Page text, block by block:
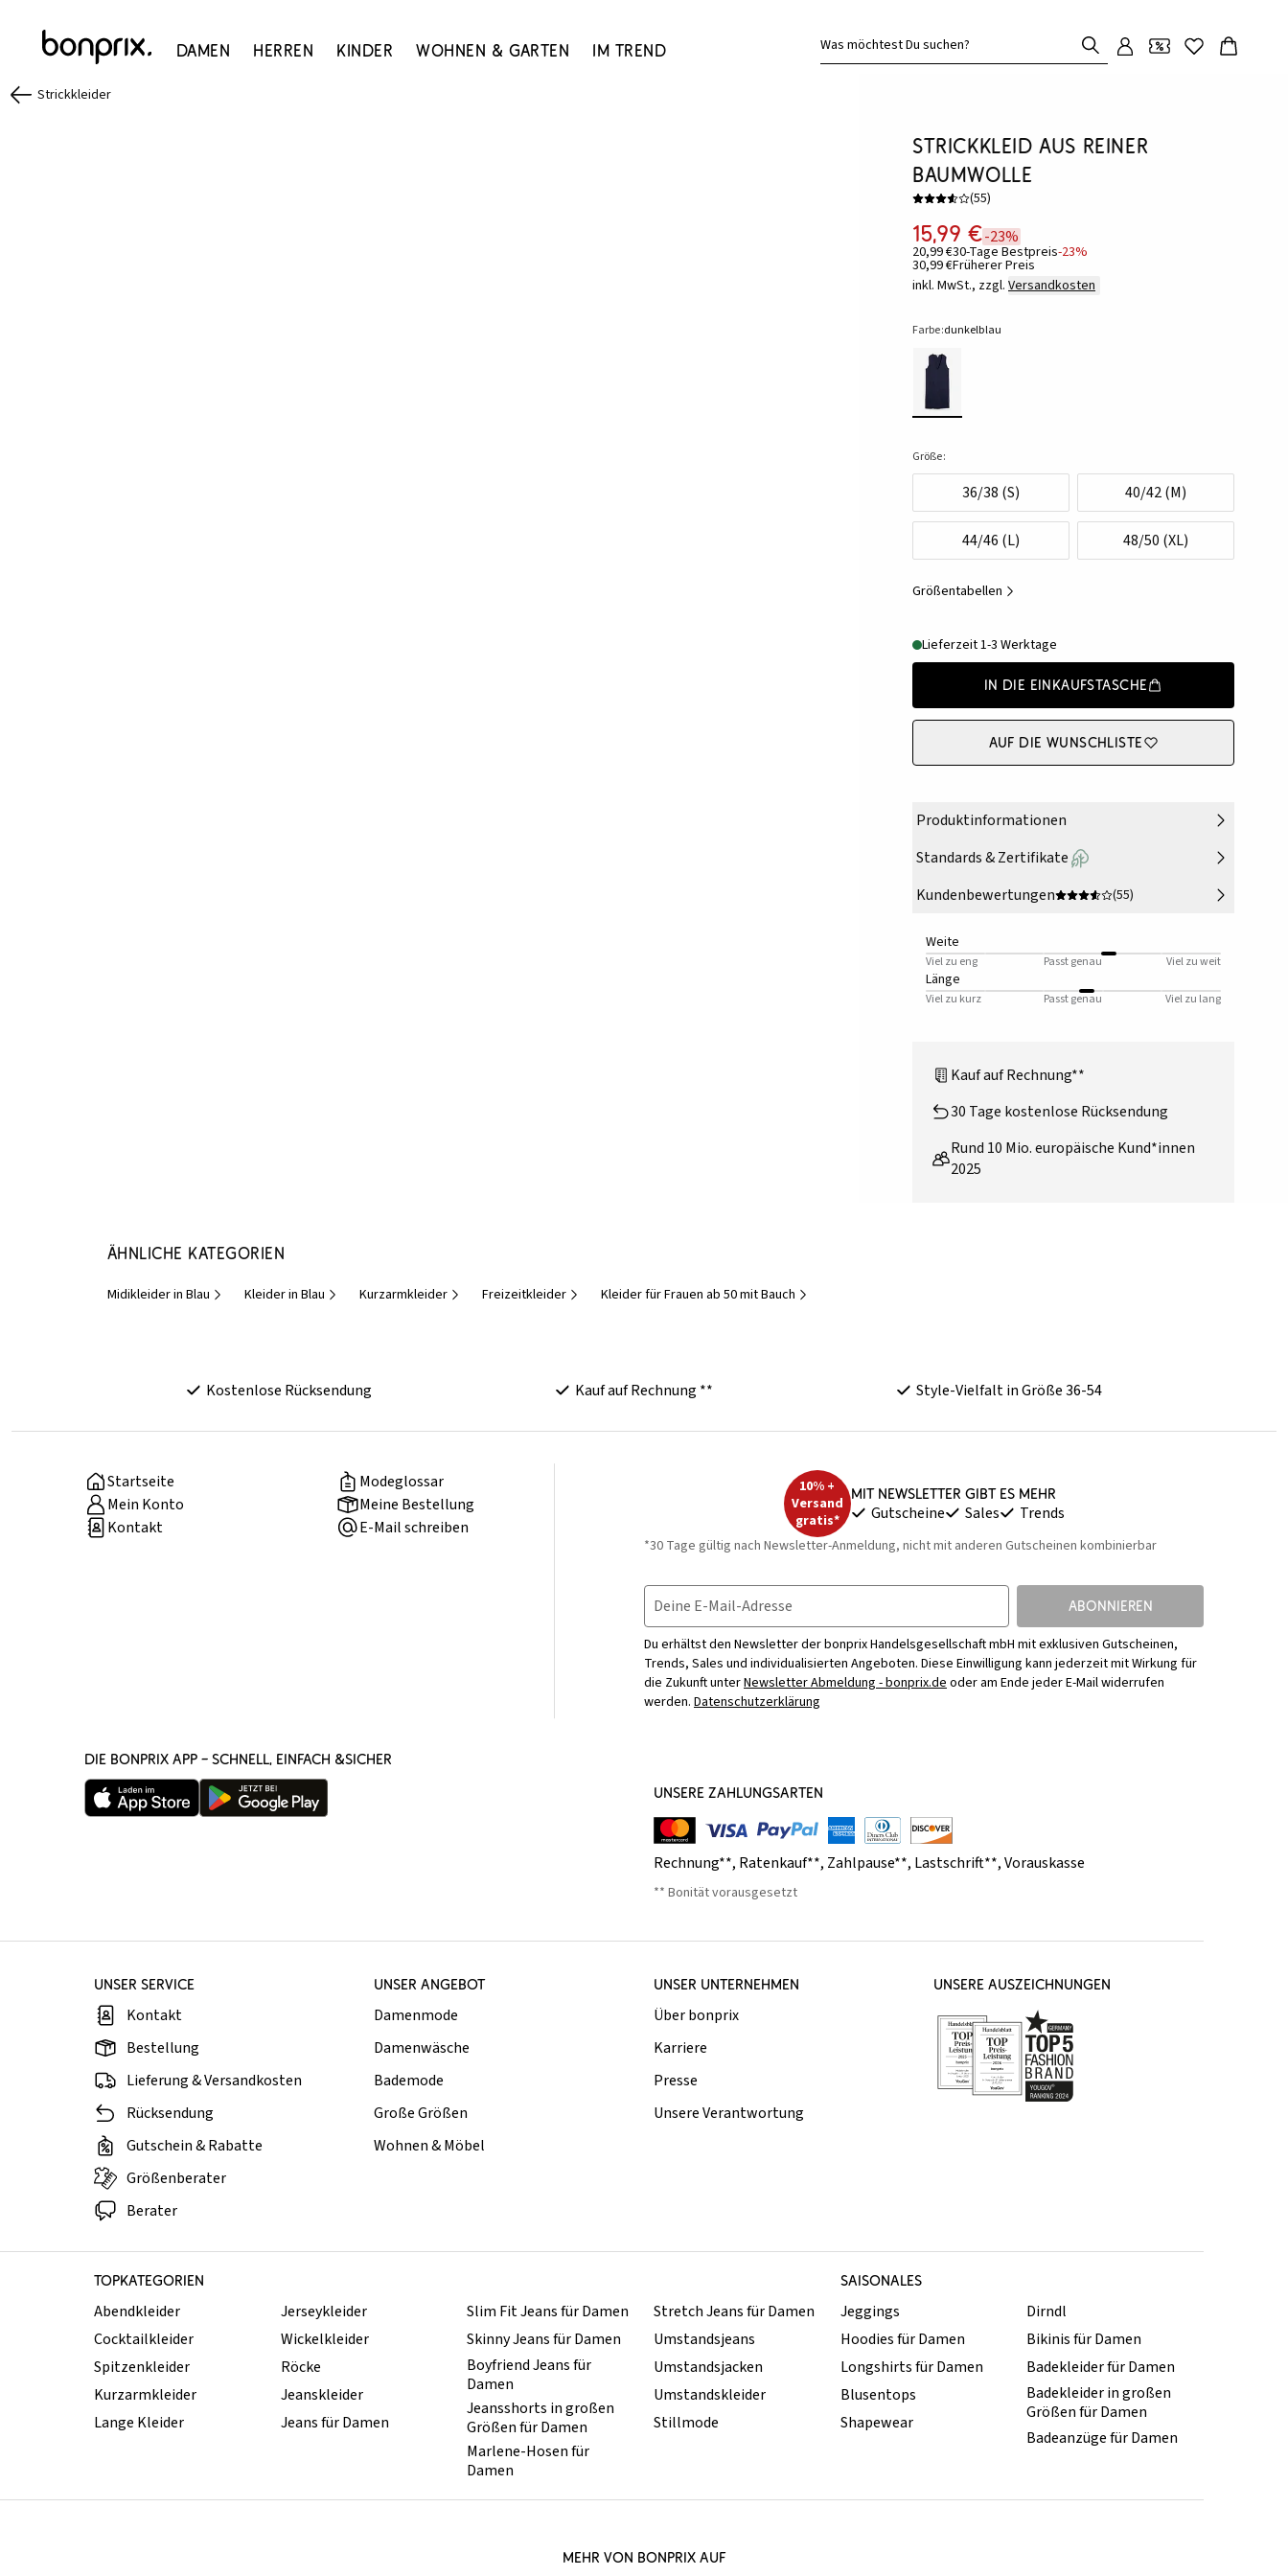
Damen Herren Kinder Wohnen & Garten Im Trend Was möchtest Du suchen?
Strickkleider
Strickkleid aus reiner
Baumwolle
(55)
15,99 €-23%
20,99 €30-Tage Bestpreis-23%
30,99 €Früherer Preis
inkl. MwSt., zzgl. Versandkosten
Farbe:dunkelblau
Größe:
36/38 (S) 40/42 (M)
44/46 (L) 48/50 (XL)
Größentabellen
Lieferzeit 1-3 Werktage
In die Einkaufstasche
Auf die Wunschliste
Produktinformationen
Standards & Zertifikate
Kundenbewertungen
(55)
Weite
Viel zu eng Passt genau Viel zu weit
Länge
Viel zu kurz Passt genau Viel zu lang
Kauf auf Rechnung**
30 Tage kostenlose Rücksendung
Rund 10 Mio. europäische Kund*innen
2025
Ähnliche Kategorien
Midikleider in Blau Kleider in Blau Kurzarmkleider Freizeitkleider Kleider für Frauen ab 50 mit Bauch
Kostenlose Rücksendung Kauf auf Rechnung ** Style-Vielfalt in Größe 36-54
Startseite
Modeglossar
Mein Konto
Meine Bestellung
Kontakt
E-Mail schreiben
10% +
Versand
gratis*
Mit Newsletter gibt es mehr
Gutscheine Sales Trends
*30 Tage gültig nach Newsletter-Anmeldung, nicht mit anderen Gutscheinen kombinierbar
Deine E-Mail-Adresse ABONNIEREN
Du erhältst den Newsletter der bonprix Handelsgesellschaft mbH mit exklusiven Gutscheinen,
Trends, Sales und individualisierten Angeboten. Diese Einwilligung kann jederzeit mit Wirkung für
die Zukunft unterNewsletter Abmeldung - bonprix.deoder am Ende jeder E-Mail widerrufen
werden. Datenschutzerklärung
DIE BONPRIX APP – SCHNELL, EINFACH &SICHER
UNSERE ZAHLUNGSARTEN
Rechnung**, Ratenkauf**, Zahlpause**, Lastschrift**,Vorauskasse
** Bonität vorausgesetzt
UNSER SERVICE
Kontakt
Bestellung
Lieferung & Versandkosten
Rücksendung
Gutschein & Rabatte
Größenberater
Berater
UNSER ANGEBOT
Damenmode
Damenwäsche
Bademode
Große Größen
Wohnen & Möbel
UNSER UNTERNEHMEN
Über bonprix
Karriere
Presse
Unsere Verantwortung
UNSERE AUSZEICHNUNGEN
TOPKATEGORIEN SAISONALES
Abendkleider
Cocktailkleider
Spitzenkleider
Kurzarmkleider
Lange Kleider
Jerseykleider
Wickelkleider
Röcke
Jeanskleider
Jeans für Damen
Slim Fit Jeans für Damen
Skinny Jeans für Damen
Boyfriend Jeans für
Damen
Jeansshorts in großen
Größen für Damen
Marlene-Hosen für
Damen
Stretch Jeans für Damen
Umstandsjeans
Umstandsjacken
Umstandskleider
Stillmode
Jeggings
Hoodies für Damen
Longshirts für Damen
Blusentops
Shapewear
Dirndl
Bikinis für Damen
Badekleider für Damen
Badekleider in großen
Größen für Damen
Badeanzüge für Damen
MEHR VON BONPRIX AUF